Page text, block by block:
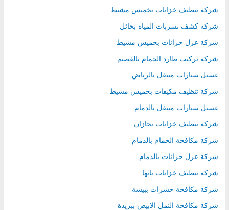
شركة تنظيف خزانات بخميس مشيط
شركة كشف تسربات المياه بحائل
شركة عزل خزانات بخميس مشيط
شركة تركيب طارد الحمام بالقصيم
غسيل سيارات متنقل بالرياض
شركة تنظيف مكيفات بخميس مشيط
غسيل سيارات متنقل بالدمام
شركة تنظيف خزانات بجازان
شركة مكافحة الحمام بالدمام
شركة عزل خزانات بالدمام
شركة تنظيف خزانات بابها
شركة مكافحة حشرات ببيشة
شركة مكافحة النمل الابيض ببريدة